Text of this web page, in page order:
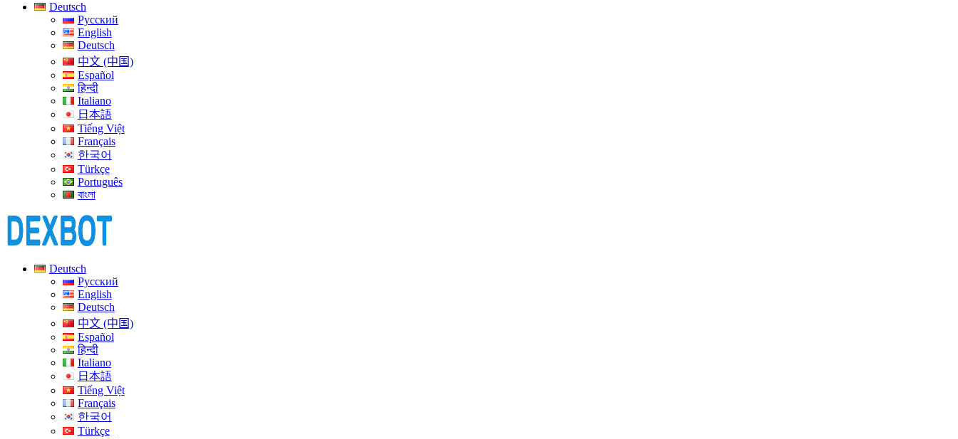
Deutsch
Русский
English
Deutsch
中文 (中国)
Español
हिन्दी
Italiano
日本語
Tiếng Việt
Français
한국어
Türkçe
Português
বাংলা
Deutsch
Русский
English
Deutsch
中文 (中国)
Español
हिन्दी
Italiano
日本語
Tiếng Việt
Français
한국어
Türkçe